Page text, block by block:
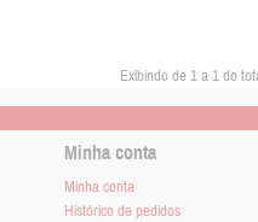
Exibindo de 1 a 1 do
Minha conta
Minha conta
Histórico de pedidos